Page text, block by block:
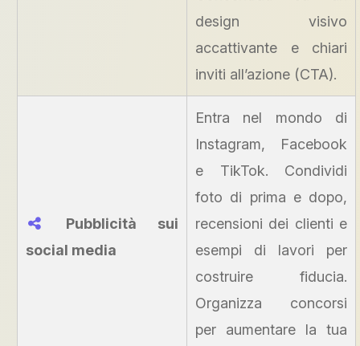
design visivo
accattivante e chiari
inviti all’azione (CTA).
Pubblicità sui
social media
Entra nel mondo di
Instagram, Facebook
e TikTok. Condividi
foto di prima e dopo,
recensioni dei clienti e
esempi di lavori per
costruire fiducia.
Organizza concorsi
per aumentare la tua